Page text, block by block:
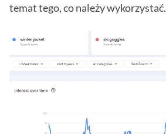
temat tego, co należy wykorzystać.